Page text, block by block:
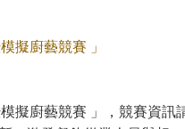
擬廚藝競賽 」
擬廚藝競賽 」，競賽資訊